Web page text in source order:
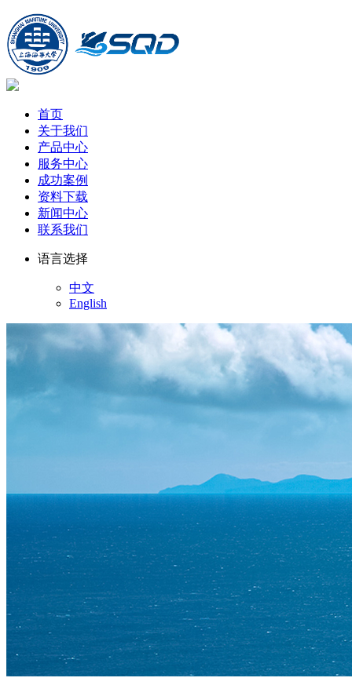
首页
关于我们
产品中心
服务中心
成功案例
资料下载
新闻中心
联系我们
语言选择
中文
English